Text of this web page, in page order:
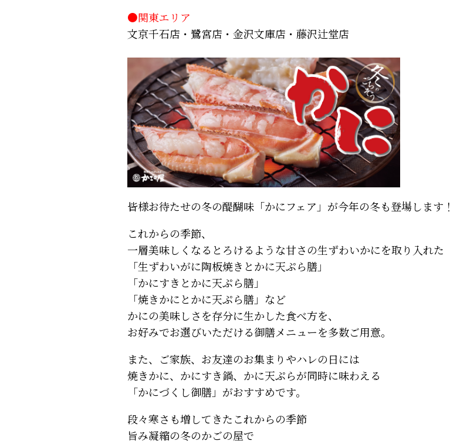
●関東エリア
文京千石店・鷺宮店・金沢文庫店・藤沢辻堂店
皆様お待たせの冬の醍醐味「かにフェア」が今年の冬も登場します！
これからの季節、
一層美味しくなるとろけるような甘さの生ずわいかにを取り入れた
「生ずわいがに陶板焼きとかに天ぷら膳」
「かにすきとかに天ぷら膳」
「焼きかにとかに天ぷら膳」など
かにの美味しさを存分に生かした食べ方を、
お好みでお選びいただける御膳メニューを多数ご用意。
また、ご家族、お友達のお集まりやハレの日には
焼きかに、かにすき鍋、かに天ぷらが同時に味わえる
「かにづくし御膳」がおすすめです。
段々寒さも増してきたこれからの季節
旨み凝縮の冬のかごの屋で